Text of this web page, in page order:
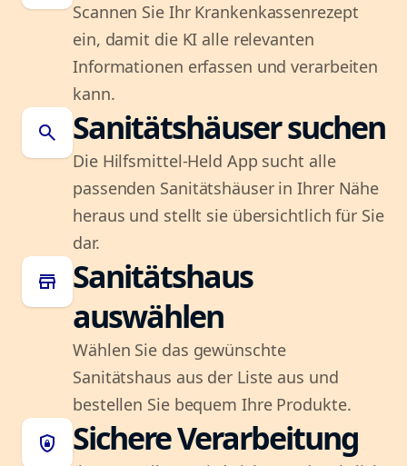
Scannen Sie Ihr Krankenkassenrezept
ein, damit die KI alle relevanten
Informationen erfassen und verarbeiten
kann.
search Sanitätshäuser suchen
Die Hilfsmittel-Held App sucht alle
passenden Sanitätshäuser in Ihrer Nähe
heraus und stellt sie übersichtlich für Sie
dar.
store
Sanitätshaus
auswählen
Wählen Sie das gewünschte
Sanitätshaus aus der Liste aus und
bestellen Sie bequem Ihre Produkte.
shield_lock Sichere Verarbeitung